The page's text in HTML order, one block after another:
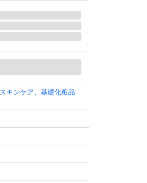
スキンケア、基礎化粧品